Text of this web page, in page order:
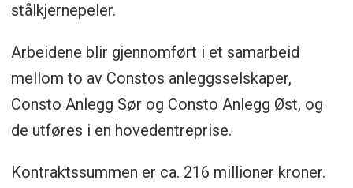
stålkjernepeler.
Arbeidene blir gjennomført i et samarbeid
mellom to av Constos anleggsselskaper,
Consto Anlegg Sør og Consto Anlegg Øst, og
de utføres i en hovedentreprise.
Kontraktssummen er ca. 216 millioner kroner.